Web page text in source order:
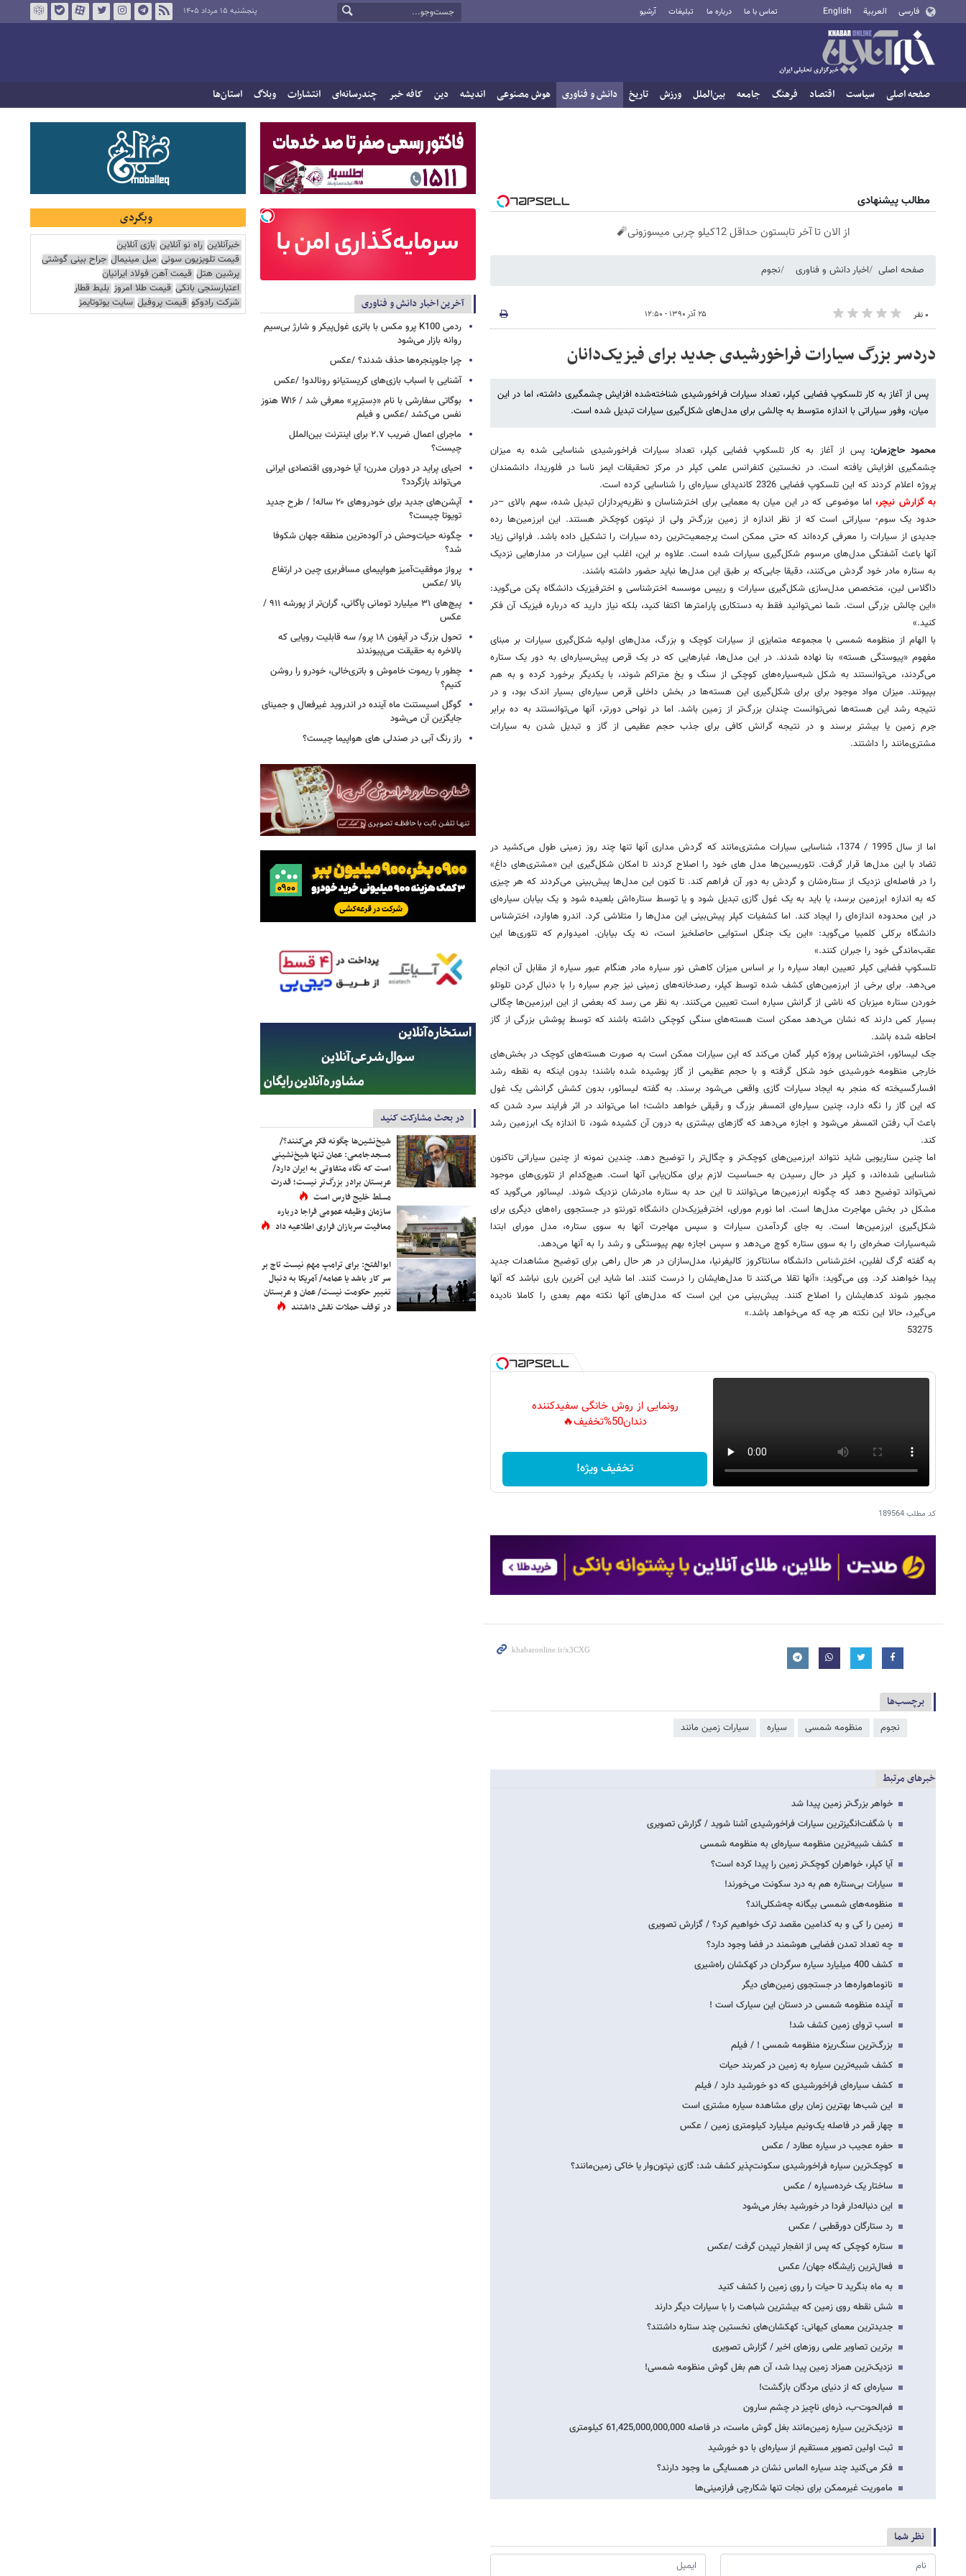
فارسی العربية English تماس با ما درباره ما تبلیغات آرشیو پنجشنبه ۱۵ مرداد ۱۴۰۵
صفحه اصلی سیاست اقتصاد فرهنگ جامعه بین‌الملل ورزش تاریخ دانش و فناوری هوش مصنوعی اندیشه دین کافه خبر چندرسانه‌ای انتشارات وبلاگ استان‌ها
مطالب پیشنهادی
از الان تا آخر تابستون حداقل 12کیلو چربی میسوزونی🧨
صفحه اصلی اخبار دانش و فناوری نجوم
۰ نفر ۲۵ آذر ۱۳۹۰ - ۱۲:۵۰
دردسر بزرگ سیارات فراخورشیدی جدید برای فیزیک‌دانان
پس از آغاز به کار تلسکوپ فضایی کپلر، تعداد سیارات فراخورشیدی شناخته‌شده افزایش چشمگیری داشته، اما در این
میان، وفور سیاراتی با اندازه متوسط به چالشی برای مدل‌های شکل‌گیری سیارات تبدیل شده است.
محمود حاج‌زمان: پس از آغاز به کار تلسکوپ فضایی کپلر، تعداد سیارات فراخورشیدی شناسایی شده به میزان
چشمگیری افزایش یافته است. در نخستین کنفرانس علمی کپلر در مرکز تحقیقات ایمز ناسا در فلوریدا، دانشمندان
پروژه اعلام کردند که این تلسکوپ فضایی 2326 کاندیدای سیاره‌ای را شناسایی کرده است.
به گزارش نیچر، اما موضوعی که در این میان به معمایی برای اخترشناسان و نظریه‌پردازان تبدیل شده، سهم بالای –در
حدود یک سوم- سیاراتی است که از نظر اندازه از زمین بزرگ‌تر ولی از نپتون کوچک‌تر هستند. این ابرزمین‌ها رده
جدیدی از سیارات را معرفی کرده‌اند که حتی ممکن است پرجمعیت‌ترین رده سیارات را تشکیل داده باشد. فراوانی زیاد
آنها باعث آشفتگی مدل‌های مرسوم شکل‌گیری سیارات شده است. علاوه بر این، اغلب این سیارات در مدارهایی نزدیک
به ستاره مادر خود گردش می‌کنند، دقیقا جایی‌که بر طبق این مدل‌ها نباید حضور داشته باشند.
داگلاس لین، متخصص مدل‌سازی شکل‌گیری سیارات و رییس موسسه اخترشناسی و اخترفیزیک دانشگاه پکن می‌گوید:
«این چالش بزرگی است. شما نمی‌توانید فقط به دستکاری پارامترها اکتفا کنید، بلکه نیاز دارید که درباره فیزیک آن فکر
کنید.»
با الهام از منظومه شمسی با مجموعه متمایزی از سیارات کوچک و بزرگ، مدل‌های اولیه شکل‌گیری سیارات بر مبنای
مفهوم «پیوستگی هسته» بنا نهاده شدند. در این مدل‌ها، غبارهایی که در یک قرص پیش‌سیاره‌ای به دور یک ستاره
می‌گردند، می‌توانستند به شکل شبه‌سیاره‌های کوچکی از سنگ و یخ متراکم شوند، با یکدیگر برخورد کرده و به هم
بپیونند. میزان مواد موجود برای برای شکل‌گیری این هسته‌ها در بخش داخلی قرص سیاره‌ای بسیار اندک بود، و در
نتیجه رشد این هسته‌ها نمی‌توانست چندان بزرگ‌تر از زمین باشد. اما در نواحی دورتر، آنها می‌توانستند به ده برابر
جرم زمین یا بیشتر برسند و در نتیجه گرانش کافی برای جذب حجم عظیمی از گاز و تبدیل شدن به سیارات
مشتری‌مانند را داشتند.
اما از سال 1995 / 1374، شناسایی سیارات مشتری‌مانند که گردش مداری آنها تنها چند روز زمینی طول می‌کشید در
تضاد با این مدل‌ها قرار گرفت. تئوریسین‌ها مدل های خود را اصلاح کردند تا امکان شکل‌گیری این «مشتری‌های داغ»
را در فاصله‌ای نزدیک از ستاره‌شان و گردش به دور آن فراهم کند. تا کنون این مدل‌ها پیش‌بینی می‌کردند که هر چیزی
که به اندازه ابرزمین برسد، یا باید به یک غول گازی تبدیل شود و یا توسط ستاره‌اش بلعیده شود و یک بیابان سیاره‌ای
در این محدوده اندازه‌ای را ایجاد کند. اما کشفیات کپلر پیش‌بینی این مدل‌ها را متلاشی کرد. اندرو هاوارد، اخترشناس
دانشگاه برکلی کلمبیا می‌گوید: «این یک جنگل استوایی حاصلخیز است، نه یک بیابان. امیدوارم که تئوری‌ها این
عقب‌ماندگی خود را جبران کنند.»
تلسکوپ فضایی کپلر تعیین ابعاد سیاره را بر اساس میزان کاهش نور سیاره مادر هنگام عبور سیاره از مقابل آن انجام
می‌دهد. برای برخی از ابرزمین‌های کشف شده توسط کپلر، رصدخانه‌های زمینی نیز جرم سیاره را با دنبال کردن تلوتلو
خوردن ستاره میزبان که ناشی از گرانش سیاره است تعیین می‌کنند. به نظر می رسد که بعضی از این ابرزمین‌ها چگالی
بسیار کمی دارند که نشان می‌دهد ممکن است هسته‌های سنگی کوچکی داشته باشند که توسط پوشش بزرگی از گاز
احاطه شده باشد.
جک لیسائور، اخترشناس پروژه کپلر گمان می‌کند که این سیارات ممکن است به صورت هسته‌های کوچک در بخش‌های
خارجی منظومه خورشیدی خود شکل گرفته و با حجم عظیمی از گاز پوشیده شده باشند؛ بدون اینکه به نقطه رشد
افسارگسیخته که منجر به ایجاد سیارات گازی واقعی می‌شود برسند. به گفته لیسائور، بدون کشش گرانشی یک غول
که این گاز را نگه دارد، چنین سیاره‌ای اتمسفر بزرگ و رقیقی خواهد داشت؛ اما می‌تواند در اثر فرایند سرد شدن که
باعث آب رفتن اتمسفر می‌شود و اجازه می‌دهد که گازهای بیشتری به درون آن کشیده شود، تا اندازه یک ابرزمین رشد
کند.
اما چنین سناریویی شاید نتواند ابرزمین‌های کوچک‌تر و چگال‌تر را توضیح دهد. چندین نمونه از چنین سیاراتی تاکنون
شناسایی شده‌اند، و کپلر در حال رسیدن به حساسیت لازم برای مکان‌یابی آنها است. هیچ‌کدام از تئوری‌های موجود
نمی‌تواند توضیح دهد که چگونه ابرزمین‌ها می‌توانند تا این حد به ستاره مادرشان نزدیک شوند. لیسائور می‌گوید که
مشکل در بخش مهاجرت مدل‌ها است. اما نورم مورای، اخترفیزیک‌دان دانشگاه تورنتو در جستجوی راه‌های دیگری برای
شکل‌گیری ابرزمین‌ها است. به جای گردآمدن سیارات و سپس مهاجرت آنها به سوی ستاره، مدل مورای ابتدا
شبه‌سیارات صخره‌ای را به سوی ستاره کوچ می‌دهد و سپس اجازه بهم پیوستگی و رشد را به آنها می‌دهد.
به گفته گرگ لفلین، اخترشناس دانشگاه سانتاکروز کالیفرنیا، مدل‌سازان در هر حال راهی برای توضیح مشاهدات جدید
پیدا خواهند کرد. وی می‌گوید: «آنها تقلا می‌کنند تا مدل‌هایشان را درست کنند. اما شاید این آخرین باری نباشد که آنها
مجبور شوند کدهایشان را اصلاح کنند. پیش‌بینی من این است که مدل‌های آنها نکته مهم بعدی را کاملا نادیده
می‌گیرد، حالا این نکته هر چه که می‌خواهد باشد.»
رونمایی از روش خانگی سفیدکننده
دندان50%تخفیف🔥
تخفیف ویژه!
کد مطلب189564
برچسب‌ها
نجوم منظومه شمسی سیاره سیارات زمین مانند
خبرهای مرتبط
خواهر بزرگ‌تر زمین پیدا شد
با شگفت‌انگیزترین سیارات فراخورشیدی آشنا شوید / گزارش تصویری
کشف شبیه‌ترین منظومه سیاره‌ای به منظومه شمسی
آیا کپلر، خواهران کوچک‌تر زمین را پیدا کرده است؟
سیارات بی‌ستاره هم به درد سکونت می‌خورند!
منظومه‌های شمسی بیگانه چه‌شکلی‌اند؟
زمین را کی و به کدامین مقصد ترک خواهیم کرد؟ / گزارش تصویری
چه تعداد تمدن فضایی هوشمند در فضا وجود دارد؟
کشف 400 میلیارد سیاره سرگردان در کهکشان راه‌شیری
نانوماهواره‌ها در جستجوی زمین‌های دیگر
آینده منظومه شمسی در دستان این سیارک است !
اسب تروای زمین کشف شد!
بزرگ‌ترین سنگ‌ریزه منظومه شمسی ! / فیلم
کشف شبیه‌ترین سیاره به زمین در کمربند حیات
کشف سیاره‌ای فراخورشیدی که دو خورشید دارد / فیلم
این شب‌‌‌‌‌‌ها بهترین زمان برای مشاهده سیاره مشتری است
چهار قمر در فاصله یک‌ونیم میلیارد کیلومتری زمین / عکس
حفره عجیب در سیاره عطارد / عکس
کوچک‌ترین سیاره فراخورشیدی سکونت‌پذیر کشف شد: گازی نپتون‌وار یا خاکی زمین‌مانند؟
ساختار یک خرده‌سیاره / عکس
این دنباله‌دار فردا در خورشید بخار می‌شود
رد ستارگان دورقطبی / عکس
ستاره کوچکی که پس از انفجار تپیدن گرفت /عکس
فعال‌ترین زایشگاه جهان/ عکس
به ماه بنگرید تا حیات را روی زمین را کشف کنید
شش نقطه روی زمین که بیشترین شباهت را با سیارات دیگر دارند
جدیدترین معمای کیهانی: کهکشان‌های نخستین چند ستاره داشتند؟
برترین تصاویر علمی روزهای اخیر / گزارش تصویری
نزدیک‌ترین همزاد زمین پیدا شد، آن هم بغل گوش منظومه شمسی!
سیاره‌ای که از دنیای مردگان بازگشت!
فم‌الحوت-ب، ذره‌ای ناچیز در چشم سارون
نزدیک‌ترین سیاره زمین‌مانند بغل گوش ماست، در فاصله 61,425,000,000,000 کیلومتری
ثبت اولین تصویر مستقیم از سیاره‌ای با دو خورشید
فکر می‌کنید چند سیاره الماس نشان در همسایگی ما وجود دارند؟
ماموریت غیرممکن برای نجات تنها شکارچی فرازمینی‌ها
نظر شما
آخرین اخبار دانش و فناوری
ردمی K100 پرو مکس با باتری غول‌پیکر و شارژ بی‌سیم
روانه بازار می‌شود
چرا جلوپنجره‌ها حذف شدند؟ /عکس
آشنایی با اسباب‌ بازی‌های کریستیانو رونالدو! /عکس
بوگاتی سفارشی با نام «دِستِریِر» معرفی شد / W۱۶ هنوز
نفس می‌کشد /عکس و فیلم
ماجرای اعمال ضریب ۲.۷ برای اینترنت بین‌الملل
چیست؟
احیای پراید در دوران مدرن؛ آیا خودروی اقتصادی ایرانی
می‌تواند بازگردد؟
آپشن‌های جدید برای خودروهای ۲۰ ساله! / طرح جدید
تویوتا چیست؟
چگونه حیات‌وحش در آلوده‌ترین منطقه جهان شکوفا
شد؟
پرواز موفقیت‌آمیز هواپیمای مسافربری چین در ارتفاع
بالا /عکس
پیچ‌های ۳۱ میلیارد تومانی پاگانی، گران‌تر از پورشه ۹۱۱ /
عکس
تحول بزرگ در آیفون ۱۸ پرو/ سه قابلیت رویایی که
بالاخره به حقیقت می‌پیوندند
چطور با ریموت خاموش و باتری‌خالی، خودرو را روشن
کنیم؟
گوگل اسیستنت ماه آینده در اندروید غیرفعال و جمینای
جایگزین آن می‌شود
راز رنگ آبی در صندلی های هواپیما چیست؟
در بحث مشارکت کنید
شیخ‌نشین‌ها چگونه فکر می‌کنند؟/
مسجدجامعی: عمان تنها شیخ‌نشینی
است که نگاه متفاوتی به ایران دارد/
عربستان برادر بزرگ‌تر نیست؛ قدرت
مسلط خلیج فارس است
سازمان وظیفه عمومی فراجا درباره
معافیت سربازان فراری اطلاعیه داد
ابوالفتح: برای ترامپ مهم نیست تاج بر
سر کار باشد یا عمامه/ آمریکا به دنبال
تغییر حکومت نیست/ عمان و عربستان
در توقف حملات نقش داشتند
وبگردی
خبرآنلاین راه نو آنلاین بازی آنلاین
قیمت تلویزیون سونی مبل مینیمال جراح بینی گوشتی
پرشین هتل قیمت آهن فولاد ایرانیان
اعتبارسنجی بانکی قیمت طلا امروز بلیط قطار
شرکت رادوکو قیمت پروفیل سایت یوتوتایمز